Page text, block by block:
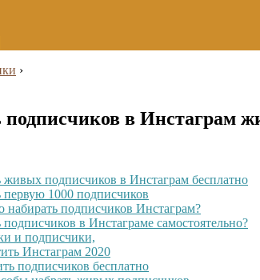
›
подписчиков в Инстаграм
живых подписчиков в Инстаграм бесплатно
первую 1000 подписчиков
набирать подписчиков Инстаграм?
подписчиков в Инстаграме самостоятельно?
и подписчики,
Инстаграм 2020
подписчиков бесплатно